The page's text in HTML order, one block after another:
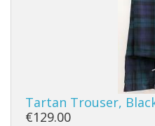
Tartan Trouser,
€129.00